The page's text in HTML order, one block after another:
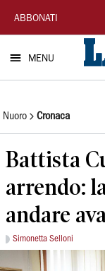
La
Nuova
Sardegna
ABBONATI
MENU
Nuoro Cronaca
Battista
arrendo:
andare
Simonetta Selloni